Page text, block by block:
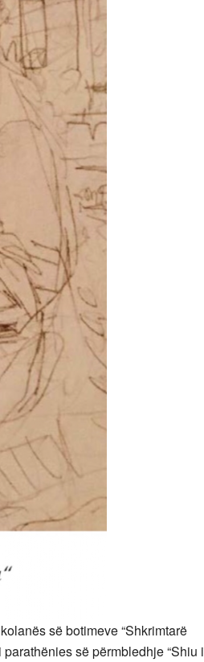
së botimeve “Shkrimtarë
së përmbledhje “Shiu i